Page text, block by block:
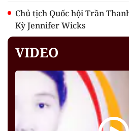
Chủ tịch Quốc hội Trần
Kỳ Jennifer Wicks
VIDEO